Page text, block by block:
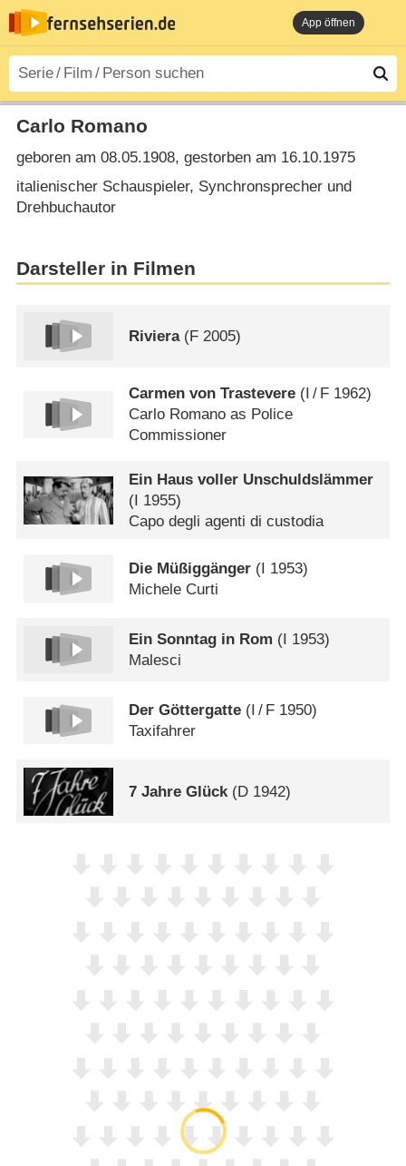
App öffnen
Carlo Romano
geboren am 08.05.1908, gestorben am 16.10.1975
italienischer Schauspieler, Synchronsprecher und
Drehbuchautor
Darsteller in Filmen
Riviera(F 2005)
Carmen von Trastevere ( / F 1962)
Carlo Romano as Police
Commissioner
Ein Haus voller Unschuldslämmer
(I 1955)
Capo degli agenti di custodia
Die Müßiggänger (I 1953)
Michele Curti
Ein Sonntag in Rom (I 1953)
Malesci
Der Göttergatte (I / F 1950)
Taxifahrer
7 Jahre Glück (D 1942)